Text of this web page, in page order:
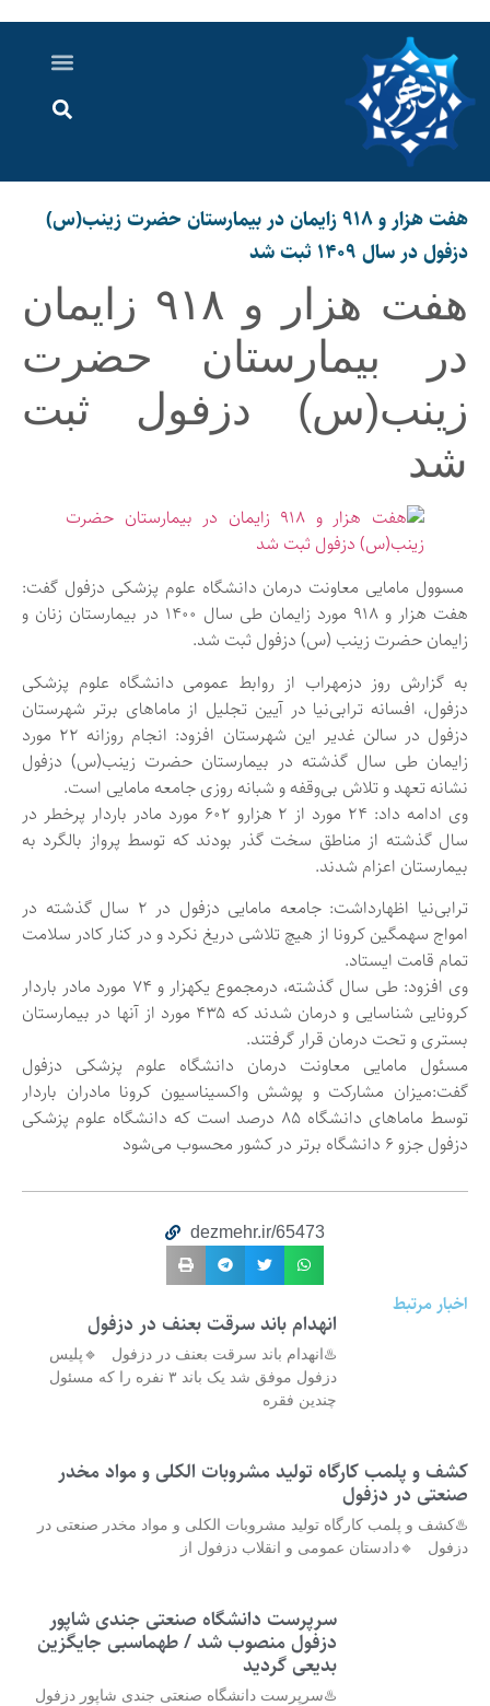
هفت هزار و ۹۱۸ زایمان در بیمارستان حضرت زینب(س)
دزفول در سال ۱۴۰۹ ثبت شد
هفت هزار و ۹۱۸ زایمان
در بیمارستان حضرت
زینب(س) دزفول ثبت
شد
مسوول مامایی معاونت درمان دانشگاه علوم پزشکی دزفول گفت:
هفت هزار و ۹۱۸ مورد زایمان طی سال ۱۴۰۰ در بیمارستان زنان و
زایمان حضرت زینب (س) دزفول ثبت شد.
به گزارش روز دزمهراب از روابط عمومی دانشگاه علوم پزشکی
دزفول، افسانه ترابی‌نیا در آیین تجلیل از ماماهای برتر شهرستان
دزفول در سالن غدیر این شهرستان افزود: انجام روزانه ۲۲ مورد
زایمان طی سال گذشته در بیمارستان حضرت زینب(س) دزفول
نشانه تعهد و تلاش بی‌وقفه و شبانه روزی جامعه مامایی است.
وی ادامه داد: ۲۴ مورد از ۲ هزارو ۶۰۲ مورد مادر باردار پرخطر در
سال گذشته از مناطق سخت گذر بودند که توسط پرواز بالگرد به
بیمارستان اعزام شدند.
ترابی‌نیا اظهارداشت: جامعه مامایی دزفول در ۲ سال گذشته در
امواج سهمگین کرونا از هیچ تلاشی دریغ نکرد و در کنار کادر سلامت
تمام قامت ایستاد.
وی افزود: طی سال گذشته، درمجموع یکهزار و ۷۴ مورد مادر باردار
کرونایی شناسایی و درمان شدند که ۴۳۵ مورد از آنها در بیمارستان
بستری و تحت درمان قرار گرفتند.
مسئول مامایی معاونت درمان دانشگاه علوم پزشکی دزفول
گفت:میزان مشارکت و پوشش واکسیناسیون کرونا مادران باردار
توسط ماماهای دانشگاه ۸۵ درصد است که دانشگاه علوم پزشکی
دزفول جزو ۶ دانشگاه برتر در کشور محسوب می‌شود
dezmehr.ir/65473
اخبار مرتبط
انهدام باند سرقت بعنف در دزفول
♨️انهدام باند سرقت بعنف در دزفول 🔹پلیس
دزفول موفق شد یک باند ۳ نفره را که مسئول
چندین فقره
کشف و پلمب کارگاه تولید مشروبات الکلی و مواد مخدر
صنعتی در دزفول
♨️کشف و پلمب کارگاه تولید مشروبات الکلی و مواد مخدر صنعتی در
دزفول 🔹دادستان عمومی و انقلاب دزفول از
سرپرست دانشگاه صنعتی جندی شاپور
دزفول منصوب شد / طهماسبی جایگزین
بدیعی گردید
♨️سرپرست دانشگاه صنعتی جندی شاپور دزفول